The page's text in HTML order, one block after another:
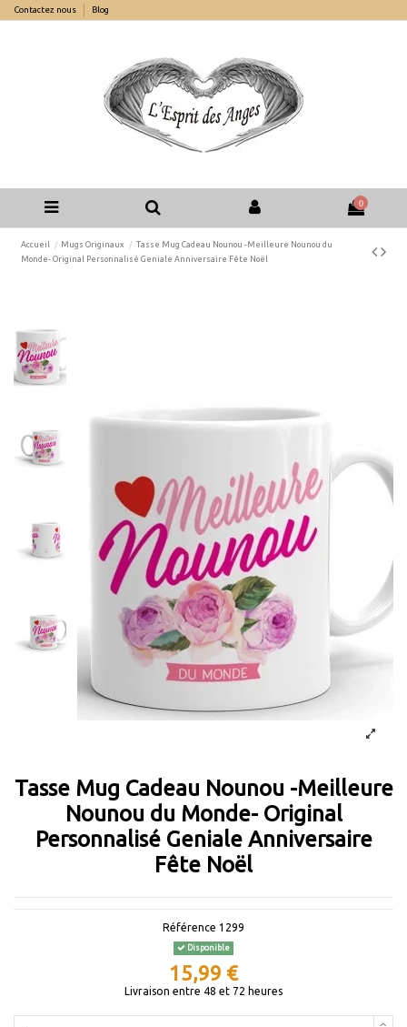
Contactez nous Blog
0
Accueil Mugs Originaux
Tasse Mug Cadeau Nounou -Meilleure Nounou du
Monde- Original Personnalisé Geniale Anniversaire Fête Noël
Tasse Mug Cadeau Nounou -Meilleure
Nounou du Monde- Original
Personnalisé Geniale Anniversaire
Fête Noël
Référence 1299
Disponible
15,99 €
Livraison entre 48 et 72 heures